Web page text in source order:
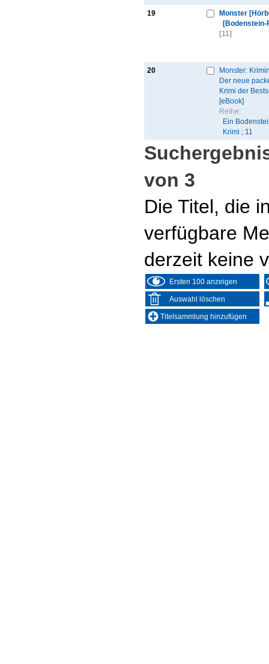
19
Monster
[Bodenstein-
[11]
20
Monster:
Der neue
Krimi der
[eBook]
Reihe:
Ein
Krimi ; 11
von 3
Die Titel, die
verfügbare
derzeit keine